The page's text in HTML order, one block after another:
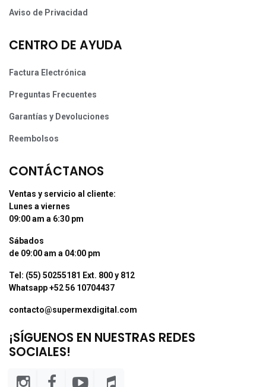
Aviso de Privacidad
CENTRO DE AYUDA
Factura Electrónica
Preguntas Frecuentes
Garantías y Devoluciones
Reembolsos
CONTÁCTANOS
Ventas y servicio al cliente:
Lunes a viernes
09:00 am a 6:30 pm
Sábados
de 09:00 am a 04:00 pm
Tel: (55) 50255181 Ext. 800 y 812
Whatsapp +52 56 10704437
contacto@supermexdigital.com
¡SÍGUENOS EN NUESTRAS REDES
SOCIALES!